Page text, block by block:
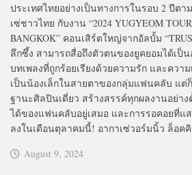
ประเทศไทยอย่างเป็นทางการในรอบ 2 ปีต
เซ่ชาวไทย กับงาน “2024 YUGYEOM
BANGKOK” คอนเสิร์ตใหญ่จากอัลบั้ม
ลึกซึ้ง สามารถสื่อถึงตัวตนของยูคยอมได้เป็
บทเพลงที่ถูกร้อยเรียงด้วยความรัก และควา
เป็นน้องเล็กในสายตาของกลุ่มแฟนคลับ แต่
ฐานะศิลปินเดี่ยว สร้างสรรค์ทุกผลงานอย่าง
ได้ของแฟนคลับอยู่เสมอ และการรอคอยที่แ
ลงในเดือนตุลาคมนี้! อากาเซ่วอร์มนิ้ว ล็อค
August 9, 2024